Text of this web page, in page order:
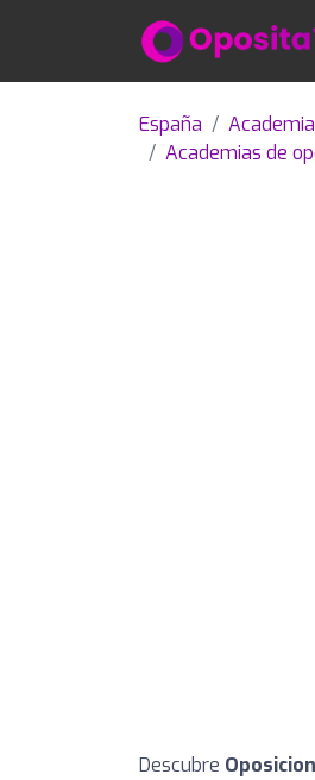
España
Academias de
Descubre